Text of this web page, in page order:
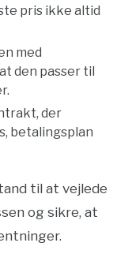
pris ikke altid
med
den passer til
der
betalingsplan
til at vejlede
og sikre, at